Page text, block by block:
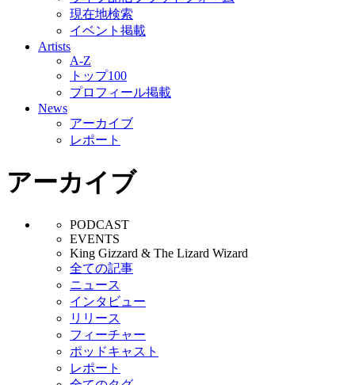
現在地検索
イベント掲載
Artists
A-Z
トップ100
プロフィール掲載
News
アーカイブ
レポート
アーカイブ
PODCAST
EVENTS
King Gizzard & The Lizard Wizard
全ての記事
ニュース
インタビュー
リリース
フィーチャー
ポッドキャスト
レポート